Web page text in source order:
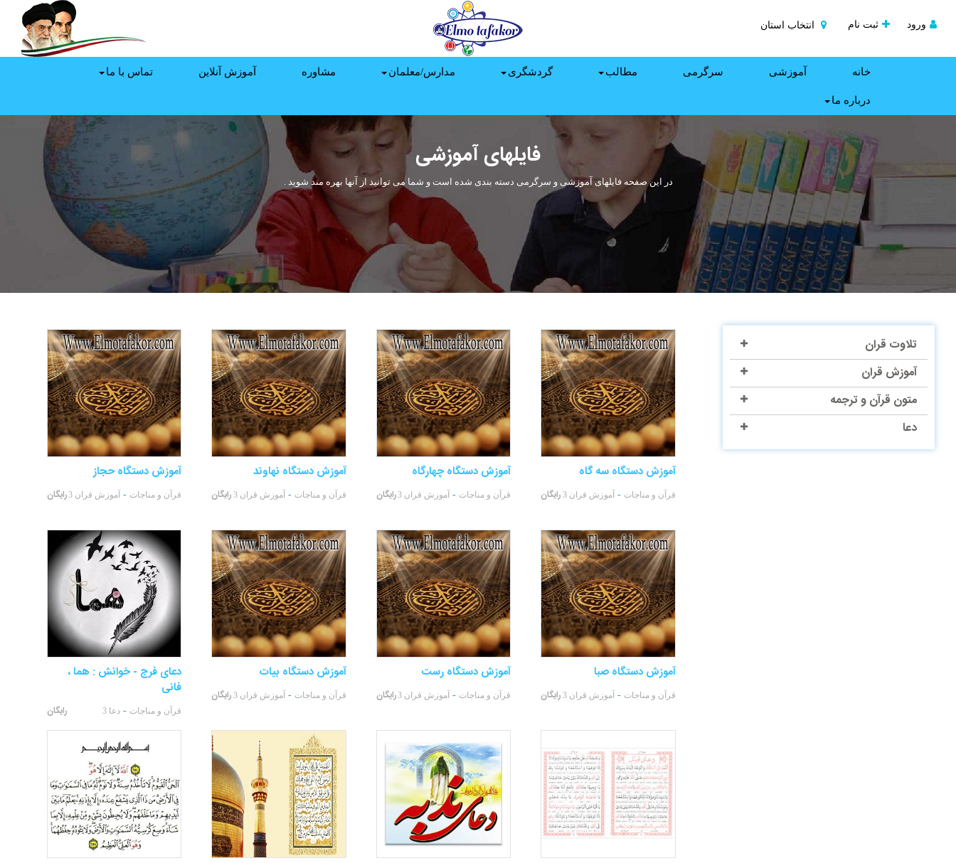
ورود ثبت نام انتخاب استان
خانه آموزشی سرگرمی مطالب گردشگری مدارس/معلمان مشاوره آموزش آنلاین تماس با ما
درباره ما
فایلهای آموزشی
در این صفحه فایلهای آموزشی و سرگرمی دسته بندی شده است و شما می توانید از آنها بهره مند شوید .
تلاوت قران
آموزش قران
متون قرآن و ترجمه
دعا
آموزش دستگاه سه گاه
قرآن و مناجات - آموزش قران 3 رایگان
آموزش دستگاه چهارگاه
قرآن و مناجات - آموزش قران 3 رایگان
آموزش دستگاه نهاوند
قرآن و مناجات - آموزش قران 3 رایگان
آموزش دستگاه حجاز
قرآن و مناجات - آموزش قران 3 رایگان
آموزش دستگاه صبا
قرآن و مناجات - آموزش قران 3 رایگان
آموزش دستگاه رست
قرآن و مناجات - آموزش قران 3 رایگان
آموزش دستگاه بیات
قرآن و مناجات - آموزش قران 3 رایگان
دعای فرج - خوانش : هما ،
فانی
قرآن و مناجات - دعا 3 رایگان